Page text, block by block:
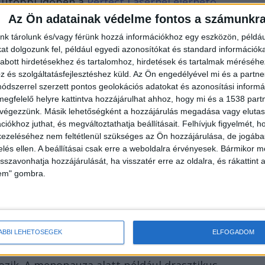
Az Ön adatainak védelme fontos a
tárolunk és/vagy férünk hozzá információkhoz egy eszközön,
dolgozunk fel, például egyedi azonosítókat és standard
hirdetésekhez és tartalomhoz, hirdetések és tartalmak
és szolgáltatásfejlesztéshez küld. Az Ön engedélyével mi és a
szerzett pontos geolokációs adatokat és azonosítási
helyre kattintva hozzájárulhat ahhoz, hogy mi és a 1538
Másik lehetőségként a hozzájárulás megadása vagy
juthat, és megváltoztathatja beállításait. Felhívjuk figyelmét,
nem feltétlenül szükséges az Ön hozzájárulása, de
ellen. A beállításai csak erre a weboldalra érvényesek. Bármikor
hozzájárulását, ha visszatér erre az oldalra, és rákattint
gombra.
LEHETŐSÉGEK ELFOGADOM
vált, mivel gyors és hatékony
alternatívái
akik hirtelen, sürgető vizelési ingerrel
például hólyaggyulladásra vagy kőre
ilyenkor szakorvoshoz fordulni, hiszen a
kezelhető, a helyzet gyors felmérése és kezelése
inger nemcsak fizikai, hanem pszichés
készenlétet követel meg.
a menopauza idején